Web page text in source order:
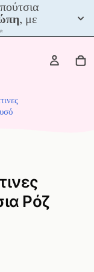
, με
Ρόζ